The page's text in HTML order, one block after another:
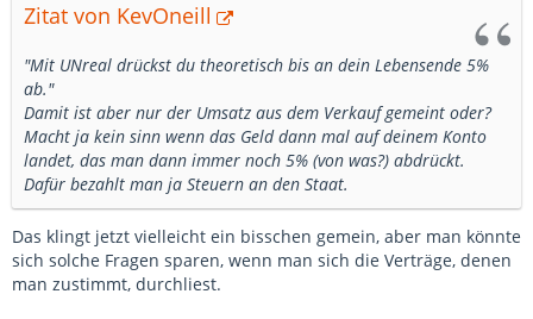
Zitat von KevOneill
"Mit UNreal drückst du theoretisch bis an dein Lebensende 5%
ab."
Damit ist aber nur der Umsatz aus dem Verkauf gemeint oder?
Macht ja kein sinn wenn das Geld dann mal auf deinem Konto
landet, das man dann immer noch 5% (von was?) abdrückt.
Dafür bezahlt man ja Steuern an den Staat.
Das klingt jetzt vielleicht ein bisschen gemein, aber man könnte
sich solche Fragen sparen, wenn man sich die Verträge, denen
man zustimmt, durchliest.